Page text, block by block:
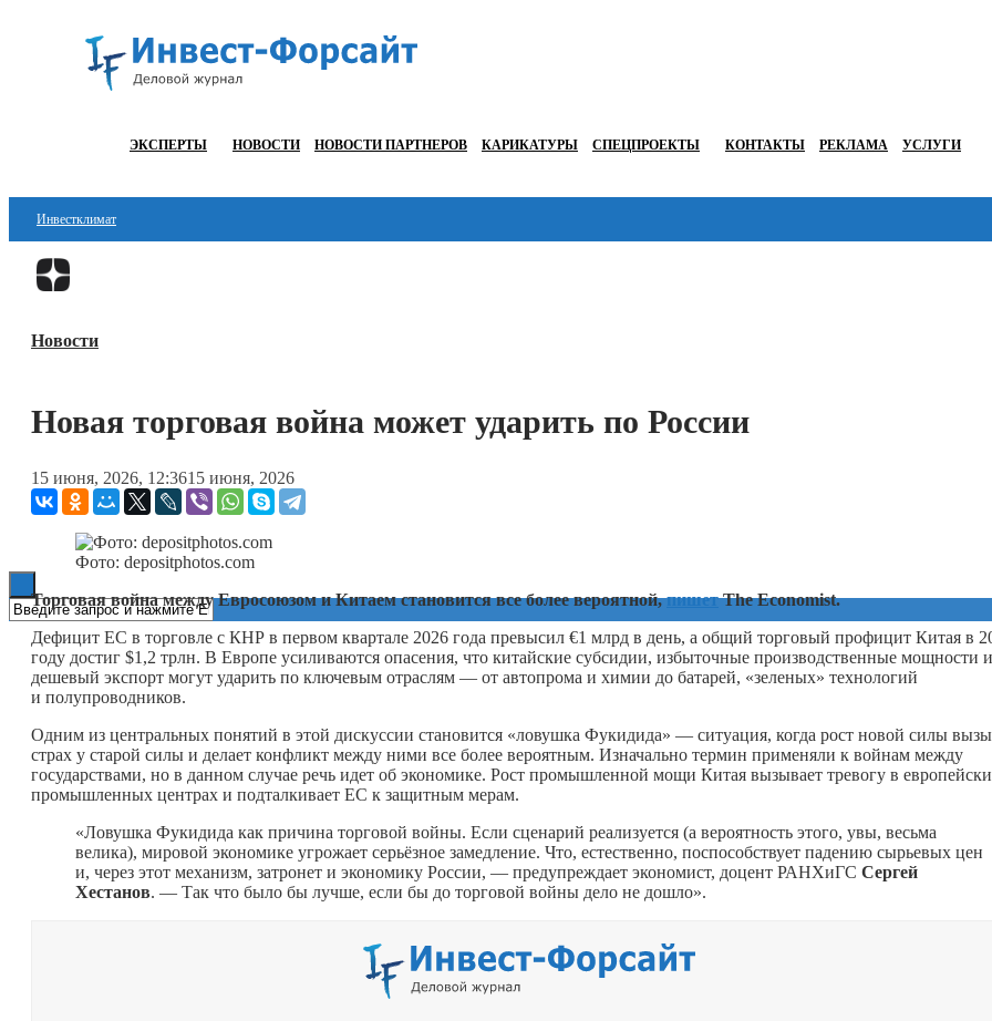
ЭКСПЕРТЫ НОВОСТИ НОВОСТИ ПАРТНЕРОВ КАРИКАТУРЫ СПЕЦПРОЕКТЫ КОНТАКТЫ РЕКЛАМА УСЛУГИ
Инвестклимат
Финансы
Блокчейн
ESG
Новости
Новая торговая война может ударить по России
15 июня, 2026, 12:3615 июня, 2026
Фото: depositphotos.com
Торговая война между Евросоюзом и Китаем становится все более вероятной,пишетThe Economist.
Дефицит ЕС в торговле с КНР в первом квартале 2026 года превысил €1 млрд в день, а общий торговый профицит Китая в
году достиг $1,2 трлн. В Европе усиливаются опасения, что китайские субсидии, избыточные производственные мощности и
дешевый экспорт могут ударить по ключевым отраслям — от автопрома и химии до батарей, «зеленых» технологий
и полупроводников.
Одним из центральных понятий в этой дискуссии становится «ловушка Фукидида» — ситуация, когда рост новой силы
страх у старой силы и делает конфликт между ними все более вероятным. Изначально термин применяли к войнам между
государствами, но в данном случае речь идет об экономике. Рост промышленной мощи Китая вызывает тревогу в
промышленных центрах и подталкивает ЕС к защитным мерам.
«Ловушка Фукидида как причина торговой войны. Если сценарий реализуется (а вероятность этого, увы, весьма
велика), мировой экономике угрожает серьёзное замедление. Что, естественно, поспособствует падению сырьевых цен
и, через этот механизм, затронет и экономику России, — предупреждает экономист, доцент РАНХиГС Сергей
Хестанов. — Так что было бы лучше, если бы до торговой войны дело не дошло».